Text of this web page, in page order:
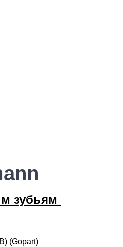
зубьям
(Gopart)